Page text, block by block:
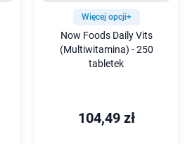
Więcej opcji+
Now Foods Daily Vits
(Multiwitamina) - 250
tabletek
104,49 zł